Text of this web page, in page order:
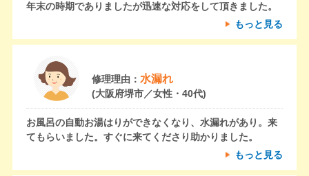
年末の時期でありましたが迅速な対応をして頂きました。
もっと見る
修理理由： 水漏れ
(大阪府堺市／女性・40代)
お風呂の自動お湯はりができなくなり、水漏れがあり。来
てもらいました。すぐに来てくださり助かりました。
もっと見る